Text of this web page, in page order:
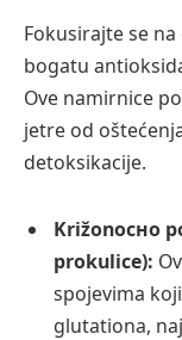
Fokusirajte se
bogatu
Ove namirnice
jetre od
detoksikacije.
Križonoсно
prokulice):
spojevima
glutationa,